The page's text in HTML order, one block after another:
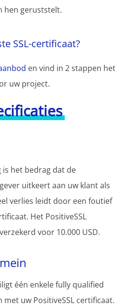
hen geruststelt.
SSL-certificaat?
en vind in 2 stappen het
uw project.
is het bedrag dat de
uitkeert aan uw klant als
verlies leidt door een foutief
Het PositiveSSL
voor 10.000 USD.
één enkele fully qualified
met uw PositiveSSL certificaat.